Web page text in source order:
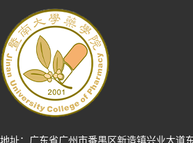
地址：广东省广州市番禺区新造镇兴业大道